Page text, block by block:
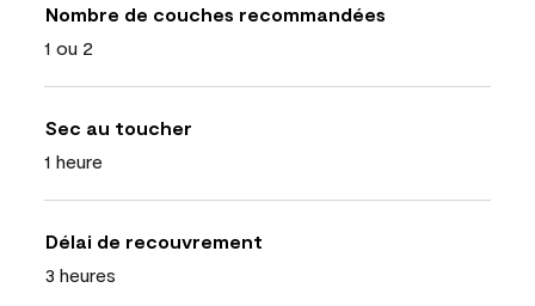
Nombre de couches recommandées
1 ou 2
Sec au toucher
1 heure
Délai de recouvrement
3 heures